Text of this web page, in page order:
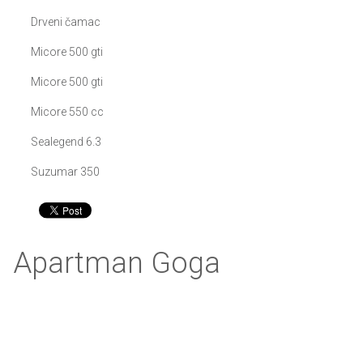
Apartman Goga
Drveni čamac
Micore 500 gti
Micore 500 gti
Micore 550 cc
Sealegend 6.3
Suzumar 350